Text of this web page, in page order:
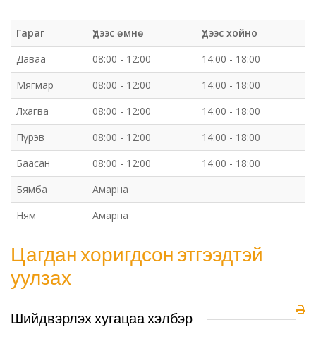
Гараг Үдээс өмнө
Үдээс хойно
Даваа
08:00 - 12:00
14:00 - 18:00
Мягмар
08:00 - 12:00
14:00 - 18:00
Лхагва
08:00 - 12:00
14:00 - 18:00
Пүрэв
08:00 - 12:00
14:00 - 18:00
Баасан
08:00 - 12:00
14:00 - 18:00
Бямба
Амарна
Ням
Амарна
Цагдан хоригдсон этгээдтэй
уулзах
Шийдвэрлэх хугацаа хэлбэр